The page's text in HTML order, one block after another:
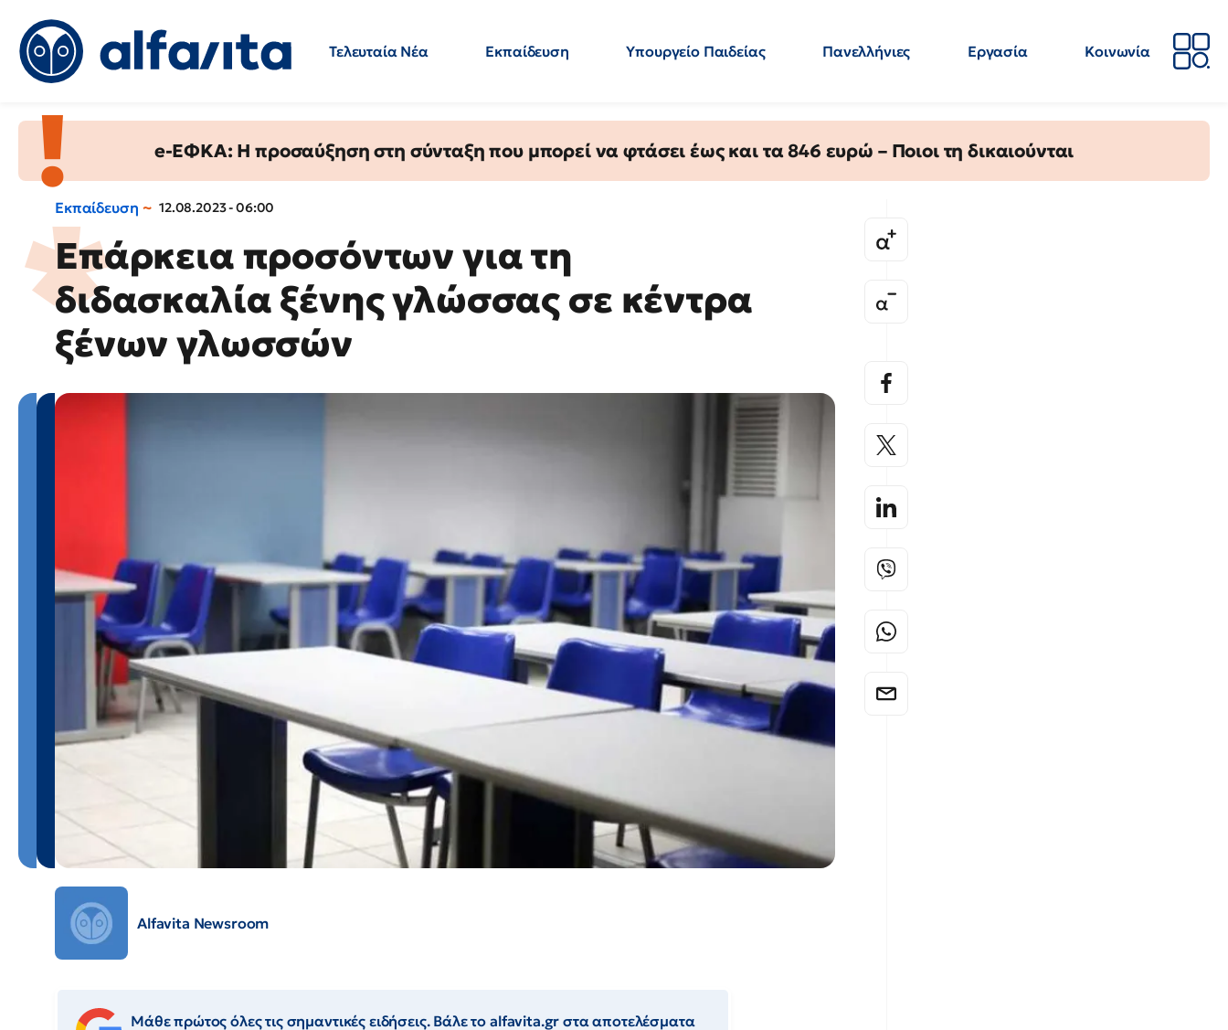
Τελευταία Νέα Εκπαίδευση Υπουργείο Παιδείας Πανελλήνιες Εργασία
Κοινωνία
e-ΕΦΚΑ: Η προσαύξηση στη σύνταξη που μπορεί να φτάσει έως και τα 846 ευρώ – Ποιοι τη δικαιούνται
Εκπαίδευση 12.08.2023 - 06:00
Επάρκεια προσόντων για τη
διδασκαλία ξένης γλώσσας σε κέντρα
ξένων γλωσσών
Alfavita Newsroom
Μάθε πρώτος όλες τις σημαντικές ειδήσεις. Βάλε το alfavita.gr στα αποτελέσματα